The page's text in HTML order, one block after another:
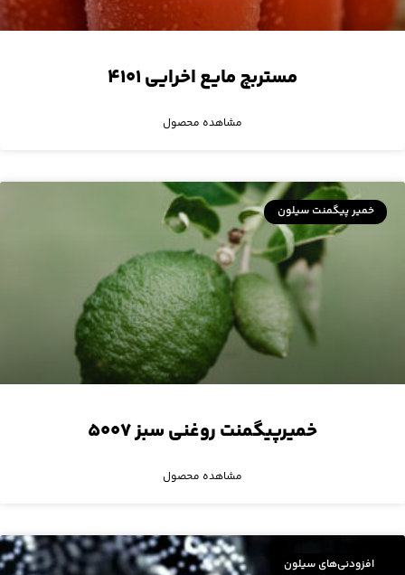
مستربچ مایع اخرایی ۴۱۰۱
مشاهده محصول
خمیر پیگمنت سیلون
خمیرپیگمنت روغنی سبز ۵۰۰۷
مشاهده محصول
افزودنی‌های سیلون